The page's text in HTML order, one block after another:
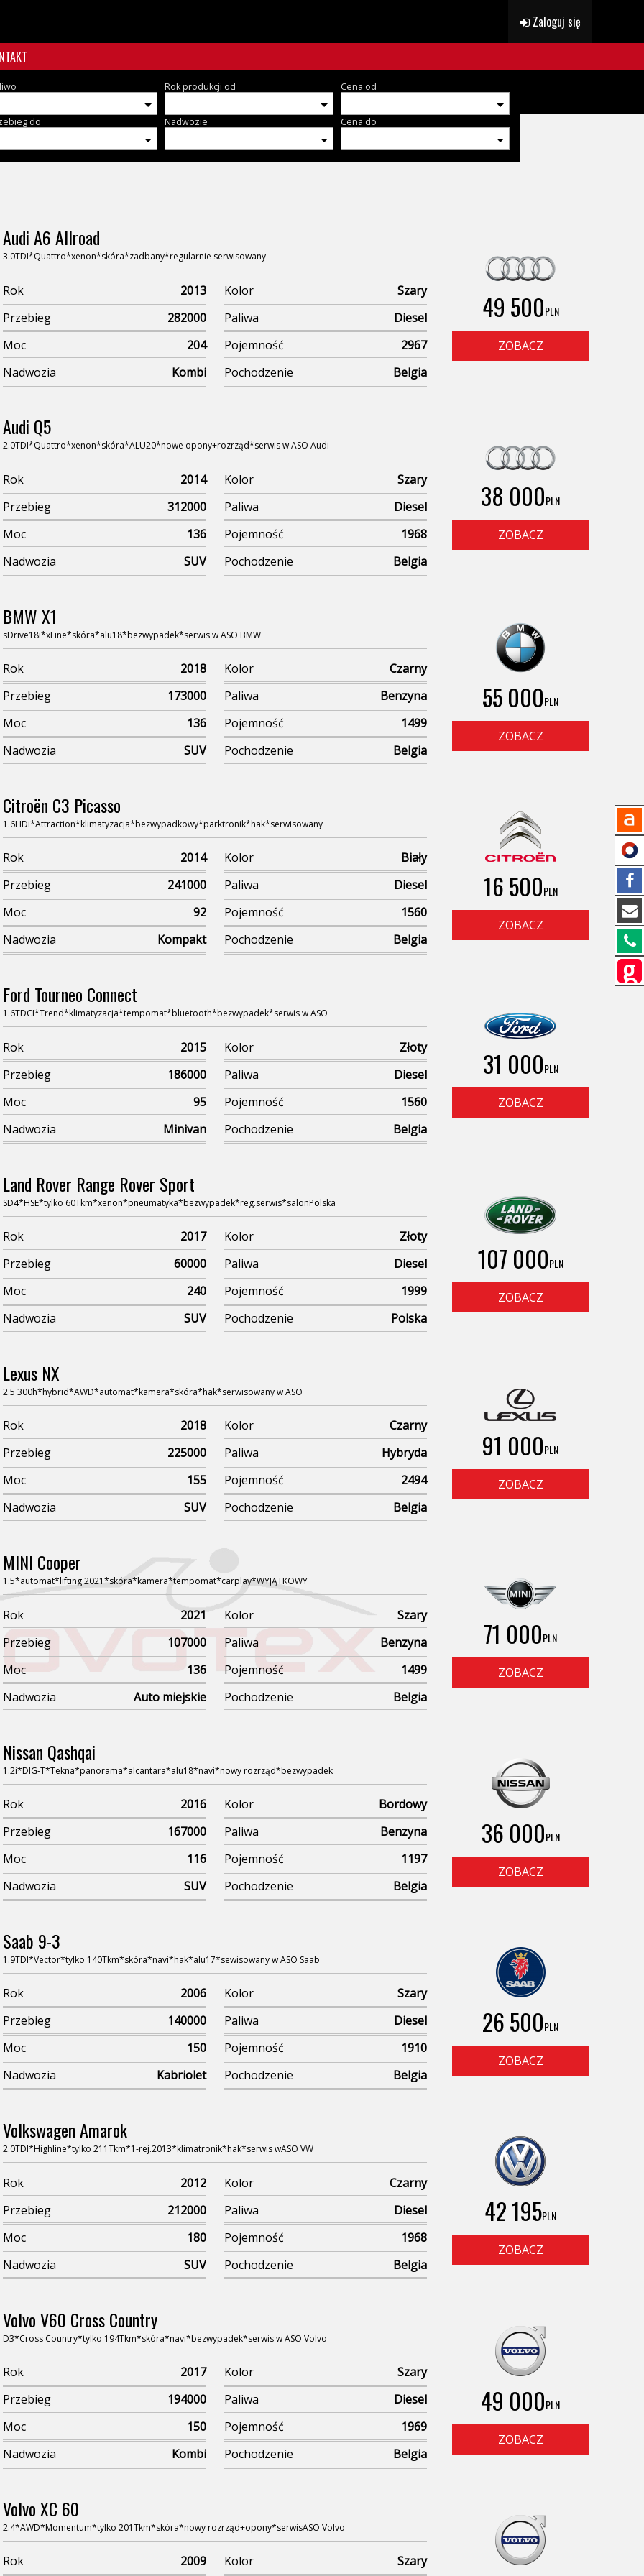
Zaloguj się
Rok produkcji od Cena od
do Nadwozie Cena do
Audi A6 Allroad
3.0TDI*Quattro*xenon*skóra*zadbany*regularnie serwisowany
Rok 2013 Kolor
Szary
Przebieg
282000 Paliwa
Diesel
Moc
204 Pojemność
2967
Nadwozia
Kombi Pochodzenie Belgia
49 500PLN
ZOBACZ
Audi Q5
2.0TDI*Quattro*xenon*skóra*ALU20*nowe opony+rozrząd*serwis w ASO Audi
Rok 2014 Kolor
Szary
Przebieg
312000 Paliwa
Diesel
Moc
136 Pojemność
1968
Nadwozia
SUV Pochodzenie Belgia
38 000PLN
ZOBACZ
BMW X1
sDrive18i*xLine*skóra*alu18*bezwypadek*serwis w ASO BMW
Rok 2018 Kolor
Czarny
Przebieg
173000 Paliwa
Benzyna
Moc
136 Pojemność
1499
Nadwozia
SUV Pochodzenie Belgia
55 000PLN
ZOBACZ
Citroën C3 Picasso
1.6HDi*Attraction*klimatyzacja*bezwypadkowy*parktronik*hak*serwisowany
Rok 2014 Kolor
Biały
Przebieg
241000 Paliwa
Diesel
Moc
92 Pojemność
1560
Nadwozia
Kompakt Pochodzenie Belgia
16 500PLN
ZOBACZ
Ford Tourneo Connect
1.6TDCI*Trend*klimatyzacja*tempomat*bluetooth*bezwypadek*serwis w ASO
Rok 2015 Kolor
Złoty
Przebieg
186000 Paliwa
Diesel
Moc
95 Pojemność
1560
Nadwozia
Minivan Pochodzenie Belgia
31 000PLN
ZOBACZ
Land Rover Range Rover Sport
SD4*HSE*tylko 60Tkm*xenon*pneumatyka*bezwypadek*reg.serwis*salonPolska
Rok 2017 Kolor
Złoty
Przebieg
60000 Paliwa
Diesel
Moc
240 Pojemność
1999
Nadwozia
SUV Pochodzenie Polska
107 000PLN
ZOBACZ
Lexus NX
2.5 300h*hybrid*AWD*automat*kamera*skóra*hak*serwisowany w ASO
Rok 2018 Kolor
Czarny
Przebieg
225000 Paliwa
Hybryda
Moc
155 Pojemność
2494
Nadwozia
SUV Pochodzenie Belgia
91 000PLN
ZOBACZ
MINI Cooper
1.5*automat*lifting 2021*skóra*kamera*tempomat*carplay*WYJĄTKOWY
Rok 2021 Kolor
Szary
Przebieg
107000 Paliwa
Benzyna
Moc
136 Pojemność
1499
Nadwozia
Auto miejskie Pochodzenie Belgia
71 000PLN
ZOBACZ
Nissan Qashqai
1.2i*DIG-T*Tekna*panorama*alcantara*alu18*navi*nowy rozrząd*bezwypadek
Rok 2016 Kolor
Bordowy
Przebieg
167000 Paliwa
Benzyna
Moc
116 Pojemność
1197
Nadwozia
SUV Pochodzenie Belgia
36 000PLN
ZOBACZ
Saab 9-3
1.9TDI*Vector*tylko 140Tkm*skóra*navi*hak*alu17*sewisowany w ASO Saab
Rok 2006 Kolor
Szary
Przebieg
140000 Paliwa
Diesel
Moc
150 Pojemność
1910
Nadwozia
Kabriolet Pochodzenie Belgia
26 500PLN
ZOBACZ
Volkswagen Amarok
2.0TDI*Highline*tylko 211Tkm*1-rej.2013*klimatronik*hak*serwis wASO VW
Rok 2012 Kolor
Czarny
Przebieg
212000 Paliwa
Diesel
Moc
180 Pojemność
1968
Nadwozia
SUV Pochodzenie Belgia
42 195PLN
ZOBACZ
Volvo V60 Cross Country
D3*Cross Country*tylko 194Tkm*skóra*navi*bezwypadek*serwis w ASO Volvo
Rok 2017 Kolor
Szary
Przebieg
194000 Paliwa
Diesel
Moc
150 Pojemność
1969
Nadwozia
Kombi Pochodzenie Belgia
49 000PLN
ZOBACZ
Volvo XC 60
2.4*AWD*Momentum*tylko 201Tkm*skóra*nowy rozrząd+opony*serwisASO Volvo
Rok 2009 Kolor Szary